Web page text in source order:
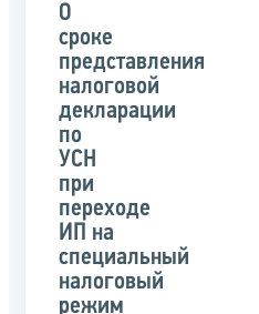
указанного
письма
О
сроке
представления
налоговой
декларации
по
УСН
при
переходе
ИП на
специальный
налоговый
режим